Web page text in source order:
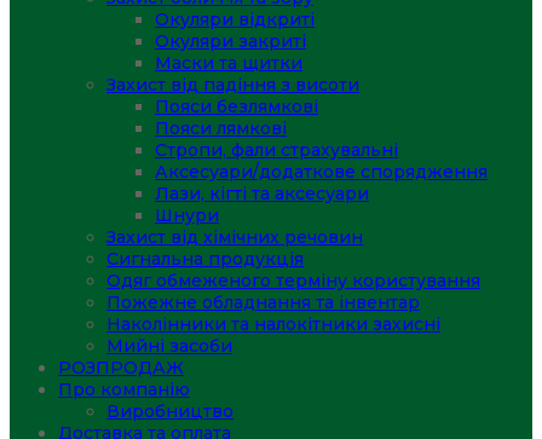
Окуляри відкриті
Окуляри закриті
Маски та щитки
Захист від падіння з висоти
Пояси безлямкові
Пояси лямкові
Стропи, фали страхувальні
Аксесуари/додаткове спорядження
Лази, кігті та аксесуари
Шнури
Захист від хімічних речовин
Сигнальна продукція
Одяг обмеженого терміну користування
Пожежне обладнання та інвентар
Наколінники та налокітники захисні
Мийні засоби
РОЗПРОДАЖ
Про компанію
Виробництво
Доставка та оплата